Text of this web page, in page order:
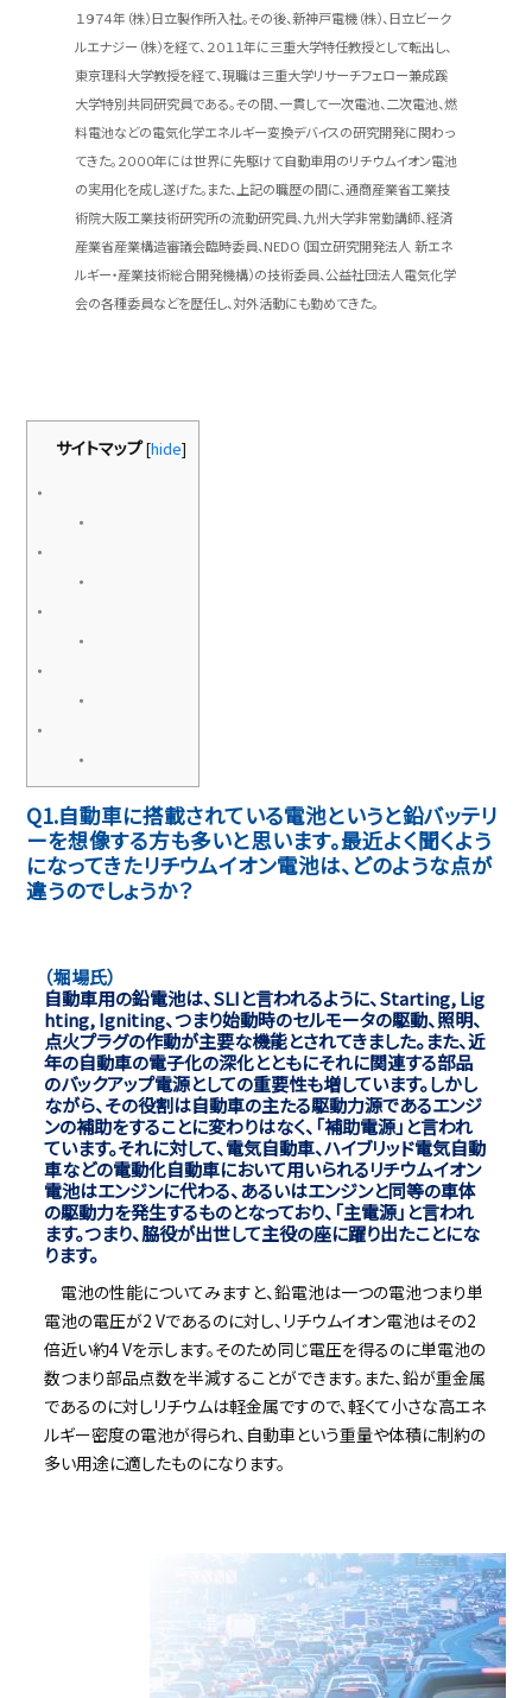
１９７４年（株）日立製作所入社。その後、新神戸電機（株）、日立ビーク
ルエナジー（株）を経て、２０１１年に三重大学特任教授として転出し、
東京理科大学教授を経て、現職は三重大学リサーチフェロー兼成蹊
大学特別共同研究員である。その間、一貫して一次電池、二次電池、燃
料電池などの電気化学エネルギー変換デバイスの研究開発に関わっ
てきた。２０００年には世界に先駆けて自動車用のリチウムイオン電池
の実用化を成し遂げた。また、上記の職歴の間に、通商産業省工業技
術院大阪工業技術研究所の流動研究員、九州大学非常勤講師、経済
産業省産業構造審議会臨時委員、NEDO（国立研究開発法人 新エネ
ルギー・産業技術総合開発機構）の技術委員、公益社団法人電気化学
会の各種委員などを歴任し、対外活動にも勤めてきた。
サイトマップ[hide]
Q1.自動車に搭載されている電池というと鉛バッテリ
ーを想像する方も多いと思います。最近よく聞くよう
になってきたリチウムイオン電池は、どのような点が
違うのでしょうか？
（堀場氏）
自動車用の鉛電池は、SLIと言われるように、Starting, Lig
hting, Igniting、つまり始動時のセルモータの駆動、照明、
点火プラグの作動が主要な機能とされてきました。また、近
年の自動車の電子化の深化とともにそれに関連する部品
のバックアップ電源としての重要性も増しています。しかし
ながら、その役割は自動車の主たる駆動力源であるエンジ
ンの補助をすることに変わりはなく、「補助電源」と言われ
ています。それに対して、電気自動車、ハイブリッド電気自動
車などの電動化自動車において用いられるリチウムイオン
電池はエンジンに代わる、あるいはエンジンと同等の車体
の駆動力を発生するものとなっており、「主電源」と言われ
ます。つまり、脇役が出世して主役の座に躍り出たことにな
ります。
電池の性能についてみますと、鉛電池は一つの電池つまり単
電池の電圧が2 Vであるのに対し、リチウムイオン電池はその2
倍近い約4 Vを示します。そのため同じ電圧を得るのに単電池の
数つまり部品点数を半減することができます。また、鉛が重金属
であるのに対しリチウムは軽金属ですので、軽くて小さな高エネ
ルギー密度の電池が得られ、自動車という重量や体積に制約の
多い用途に適したものになります。